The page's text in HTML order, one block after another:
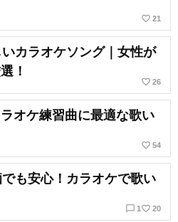
favorite_border 21
カラオケソング｜女性が
！
favorite_border 26
オケ練習曲に最適な歌い
favorite_border 54
でも安心！カラオケで歌い
chat_bubble_outline 1 favorite_border 20